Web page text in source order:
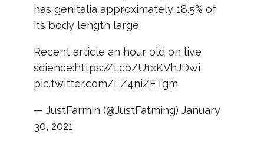
has genitalia approximately 18.5% of
its body length large.
Recent article an hour old on live
science:https://t.co/U1xKVhJDwi
pic.twitter.com/LZ4niZFTgm
— JustFarmin (@JustFatming) January
30, 2021